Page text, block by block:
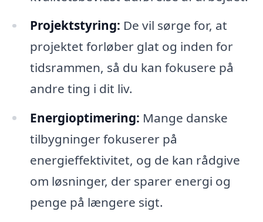
Projektstyring: De vil sørge for, at
projektet forløber glat og inden for
tidsrammen, så du kan fokusere på
andre ting i dit liv.
Energioptimering: Mange danske
tilbygninger fokuserer på
energieffektivitet, og de kan rådgive
om løsninger, der sparer energi og
penge på længere sigt.